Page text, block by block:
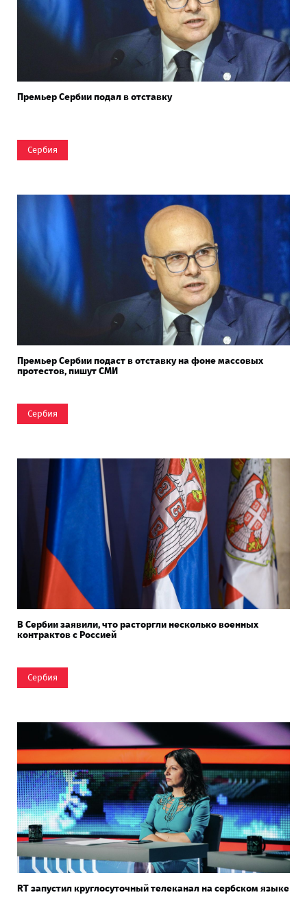
Премьер Сербии подал в отставку
Сербия
Премьер Сербии подаст в отставку на фоне массовых
протестов, пишут СМИ
Сербия
В Сербии заявили, что расторгли несколько военных
контрактов с Россией
Сербия
RT запустил круглосуточный телеканал на сербском языке